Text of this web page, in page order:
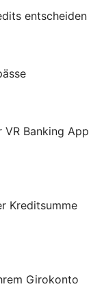
entscheiden
Banking App
Kreditsumme
Girokonto